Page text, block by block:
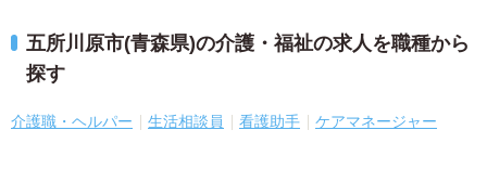
五所川原市(青森県)の介護・福祉の求人を職種から
探す
介護職・ヘルパー 生活相談員 看護助手 ケアマネージャー